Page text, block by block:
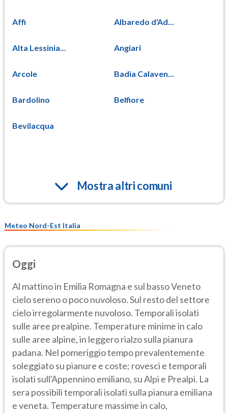
Affi Albaredo d'Ad...
Alta Lessinia... Angiari
Arcole Badia Calaven...
Bardolino Belfiore
Bevilacqua
Mostra altri comuni
Meteo Nord-Est Italia
Oggi
Al mattino in Emilia Romagna e sul basso Veneto
cielo sereno o poco nuvoloso. Sul resto del settore
cielo irregolarmente nuvoloso. Temporali isolati
sulle aree prealpine. Temperature minime in calo
sulle aree alpine, in leggero rialzo sulla pianura
padana. Nel pomeriggio tempo prevalentemente
soleggiato su pianure e coste; rovesci e temporali
isolati sull'Appennino emiliano, su Alpi e Prealpi. La
sera possibili temporali isolati sulla pianura emiliana
e veneta. Temperature massime in calo,